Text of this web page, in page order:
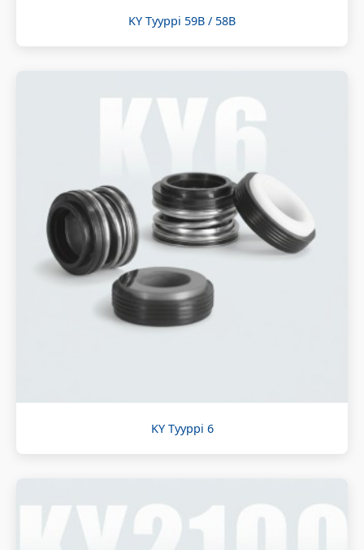
KY Tyyppi 59B / 58B
KY Tyyppi 6